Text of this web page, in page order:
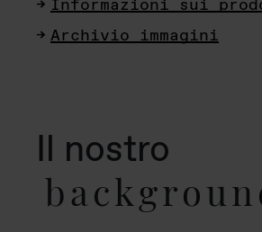
Informazioni sui
Archivio immagini
Il nostro